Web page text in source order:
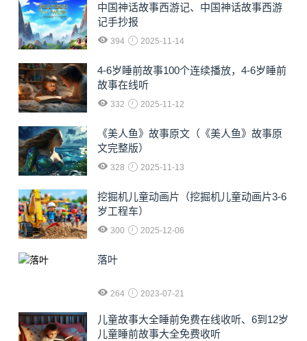
中国神话故事西游记、中国神话故事西游
记手抄报
394 2025-11-14
4-6岁睡前故事100个连续播放，4-6岁睡前
故事在线听
332 2025-11-12
《美人鱼》故事原文（《美人鱼》故事原
文完整版）
328 2025-11-13
挖掘机儿童动画片（挖掘机儿童动画片3-6
岁工程车）
300 2025-12-06
落叶
264 2023-07-21
儿童故事大全睡前免费在线收听、6到12岁
儿童睡前故事大全免费收听